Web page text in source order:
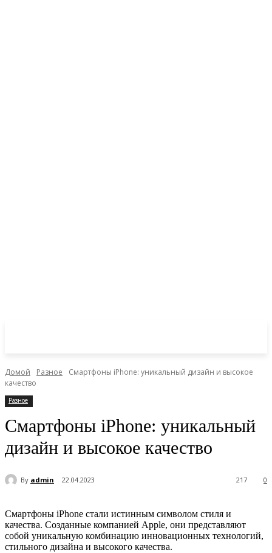
Домой Разное
Смартфоны iPhone: уникальный дизайн и высокое
качество
Разное
Смартфоны iPhone: уникальный
дизайн и высокое качество
By admin 22.04.2023 0
217
Смартфоны iPhone стали истинным символом стиля и
качества. Созданные компанией Apple, они представляют
собой уникальную комбинацию инновационных технологий,
стильного дизайна и высокого качества.